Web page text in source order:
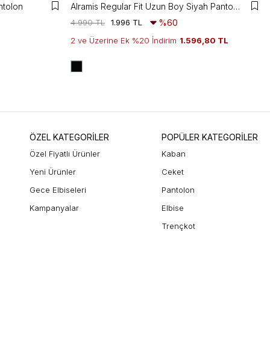
Alramis Regular Fit Uzun Boy Siyah Pantolon
1.996 TL
4.990 TL %60
2 ve Üzerine Ek %20 İndirim 1.596,80 TL
ÖZEL KATEGORİLER
Özel Fiyatlı Ürünler
Yeni Ürünler
Gece Elbiseleri
Kampanyalar
POPÜLER KATEGORİLER
Kaban
Ceket
Pantolon
Elbise
Trençkot